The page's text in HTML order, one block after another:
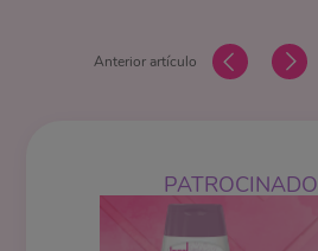
Anterior artículo
PATROCINADO